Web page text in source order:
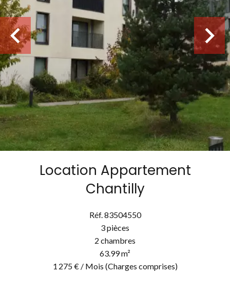
Location Appartement
Chantilly
Réf. 83504550
3 pièces
2 chambres
63.99 m²
1 275 € / Mois (Charges comprises)